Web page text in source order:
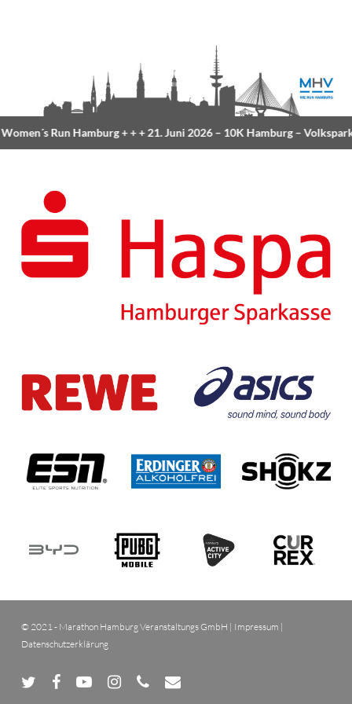
Run Hamburg+ + +21. Juni 2026 –10K Hamburg– Volkspark
© 2021 - Marathon Hamburg Veranstaltungs GmbH | Impressum |
Datenschutzerklärung
twitter facebookyoutube instagram
phone email